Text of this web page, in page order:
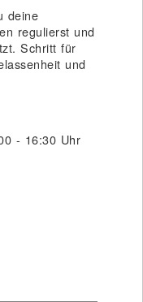
deine
regulierst und
Schritt für
und
- 16:30 Uhr